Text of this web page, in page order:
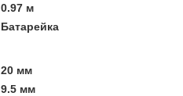
0.97 м
Батарейка
20 мм
9.5 мм